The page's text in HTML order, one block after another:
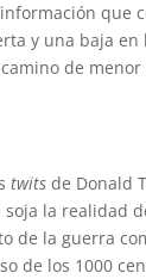
que
y una baja en
de
twitsde Donald
la realidad
de la guerra
de los 1000